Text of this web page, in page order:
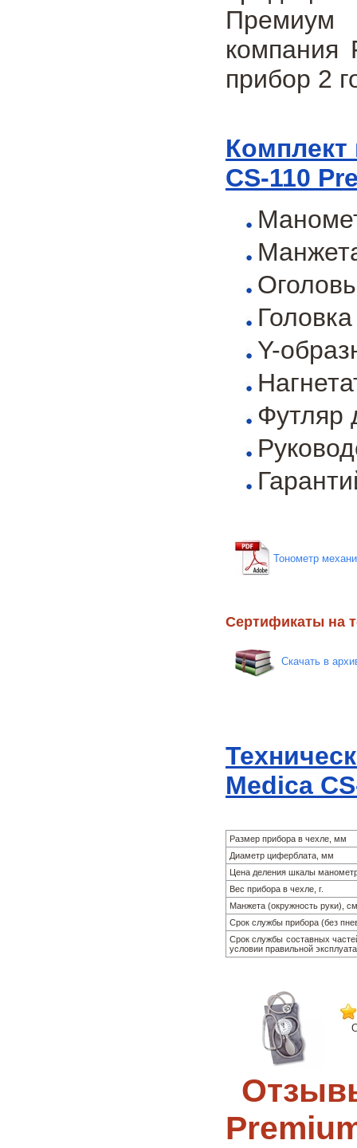
Премиум
компания
прибор 2
Комплект
CS-110
Y-
Футляр
Тонометр
Сертификаты на
Скачать в
Medica
Размер прибора в чехле, мм
Диаметр циферблата, мм
Цена деления шкалы
Вес прибора в чехле, г.
Манжета (окружность руки), см
Срок службы прибора (без
Срок службы составных
условии правильной